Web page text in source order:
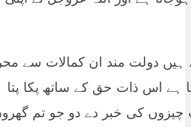
ہیں دولت مند ان کمالات سے
ہے اس ذات حق کے ساتھ پکا
کی خبر دے دو جو تم